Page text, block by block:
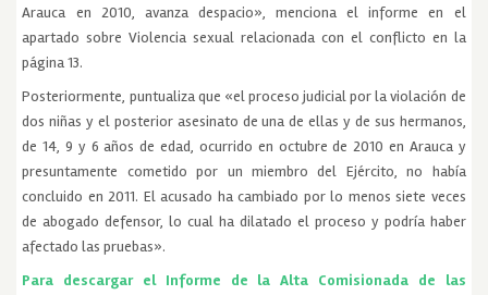
Arauca en 2010, avanza despacio», menciona el informe en el
apartado sobre Violencia sexual relacionada con el conflicto en la
página 13.
Posteriormente, puntualiza que «el proceso judicial por la violación de
dos niñas y el posterior asesinato de una de ellas y de sus hermanos,
de 14, 9 y 6 años de edad, ocurrido en octubre de 2010 en Arauca y
presuntamente cometido por un miembro del Ejército, no había
concluido en 2011. El acusado ha cambiado por lo menos siete veces
de abogado defensor, lo cual ha dilatado el proceso y podría haber
afectado las pruebas».
Para descargar el Informe de la Alta Comisionada de las